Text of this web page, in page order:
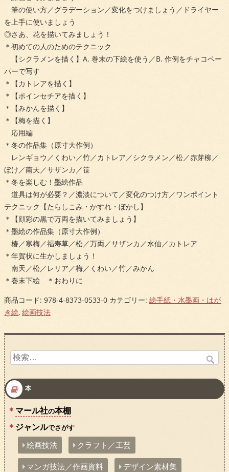
筆の使い方／グラデーション／変化をつけましょう／ドライヤー
を上手に使いましょう
◎さあ、花を描いてみましょう！
＊初めての人のためのテクニック
【シクラメンを描く】A. 巻末の下絵を使う／B. 作例をチャコペー
パーで写す
＊【カトレアを描く】
＊【ポインセチアを描く】
＊【みかんを描く】
＊【梅を描く】
応用編
＊冬の作品集（原寸大作例）
レンギョウ／くわい／竹／カトレア／シクラメン／松／赤芽柳／
ぼけ／南天／サザンカ／笹
＊冬を楽しむ！墨絵作品
道具は何が必要？／濃淡について／変化のつけ方／ワンポイント
テクニック【たらしこみ・かすれ・ぼかし】
＊【顔彩の黒で万両を描いてみましょう】
＊墨絵の作品集（原寸大作例）
椿／寒梅／福寿草／松／万両／サザンカ／水仙／カトレア
＊年賀状に生かしましょう！
南天／松／レリア／梅／くわい／竹／みかん
＊巻末下絵 ＊おわりに
商品コード: 978-4-8373-0533-0 カテゴリー: 絵手紙・水墨画・はが
き絵, 絵画技法
検
本
マール社の本棚
ジャンルでさがす
絵画技法 クラフト／工芸
マンガ技法／作画資料 デザイン素材集